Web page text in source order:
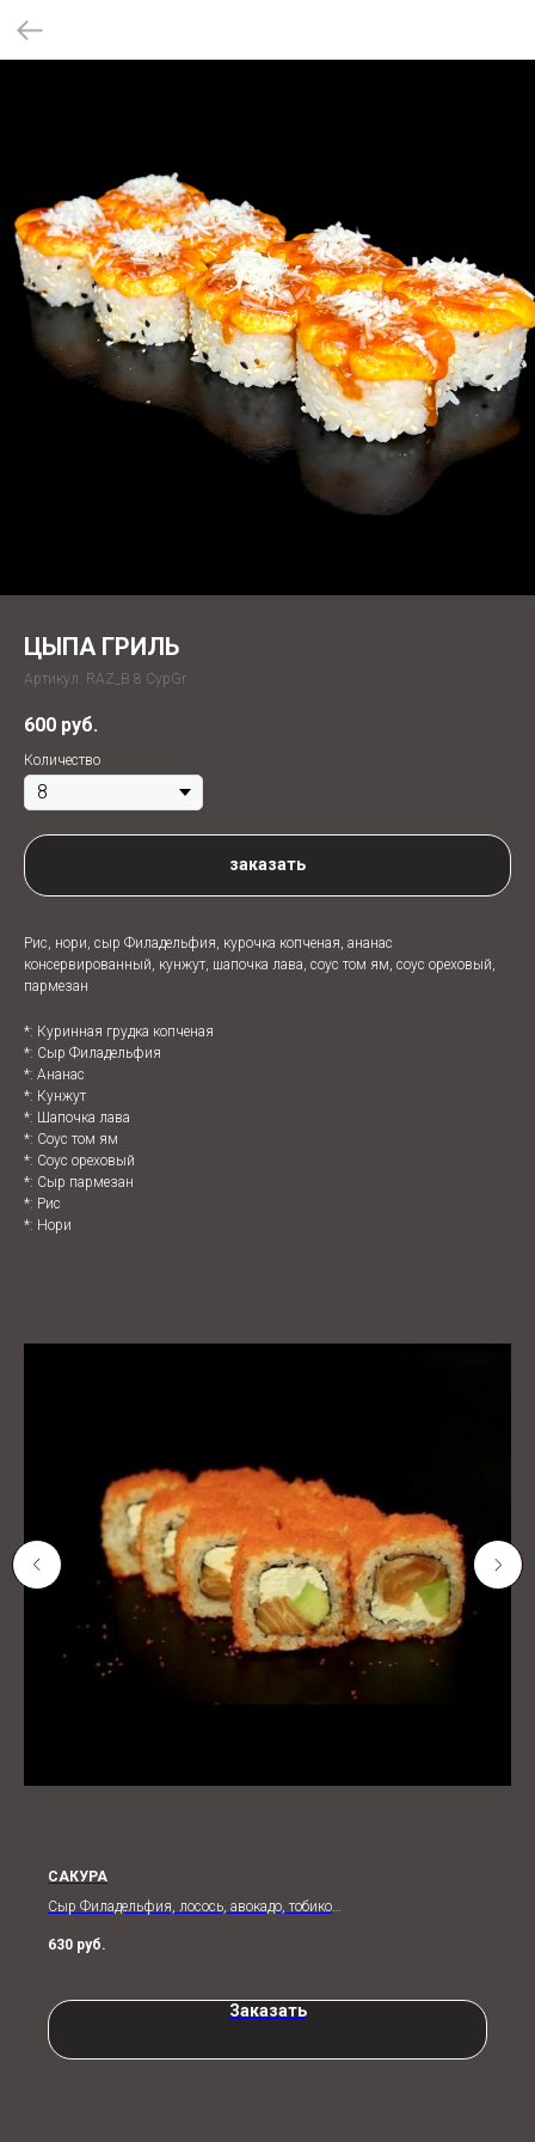
ЦЫПА ГРИЛЬ
Артикул: RAZ_B 8 CypGr
600 руб.
Количество
заказать
Рис, нори, сыр Филадельфия, курочка копченая, ананас
консервированный, кунжут, шапочка лава, соус том ям, соус ореховый,
пармезан
*: Куринная грудка копченая
*: Сыр Филадельфия
*: Ананас
*: Кунжут
*: Шапочка лава
*: Соус том ям
*: Соус ореховый
*: Сыр пармезан
*: Рис
*: Нори
САКУРА
Сыр Филадельфия, лосось, авокадо, тобико
630 руб.
Заказать